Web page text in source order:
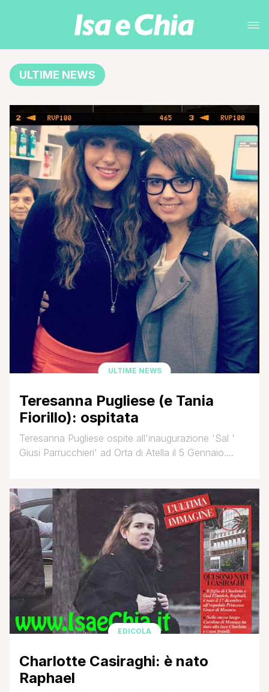
ULTIME NEWS
ULTIME NEWS
Teresanna Pugliese (e Tania
Fiorillo): ospitata
Teresanna Pugliese ospite all'inaugurazione 'Sal '
Giusi Parrucchieri' ad Orta di Atella il 5 Gennaio.
EDICOLA
Charlotte Casiraghi: è nato
Raphael